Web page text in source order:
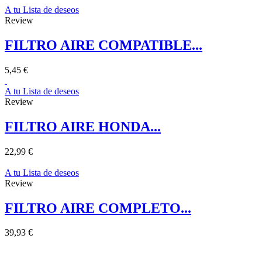
A tu Lista de deseos
Review
FILTRO AIRE COMPATIBLE...
5,45 €
A tu Lista de deseos
Review
FILTRO AIRE HONDA...
22,99 €
A tu Lista de deseos
Review
FILTRO AIRE COMPLETO...
39,93 €